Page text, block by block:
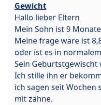
Gewicht
Hallo lieber Eltern
Mein Sohn ist 9
Meine frage wäre ist
oder ist es in
Sein Geburtstgewischt
Ich stille ihn er
ich sagen seit Wochen
mit zähne.